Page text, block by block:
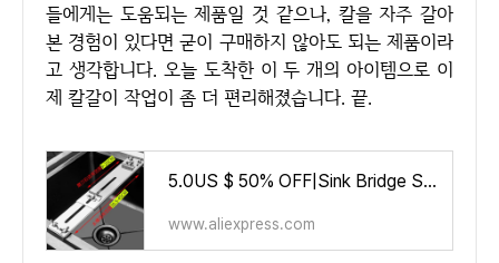
들에게는 도움되는 제품일 것 같으나, 칼을 자주 갈아
본 경험이 있다면 굳이 구매하지 않아도 되는 제품이라
고 생각합니다. 오늘 도착한 이 두 개의 아이템으로 이
제 칼갈이 작업이 좀 더 편리해졌습니다. 끝.
5.0US $ 50% OFF|Sink Bridge Sharpening Stones | Sink Sharpening Stone Holder | Holder Stone Sharpener - Sharpeners - Aliexpress
www.aliexpress.com